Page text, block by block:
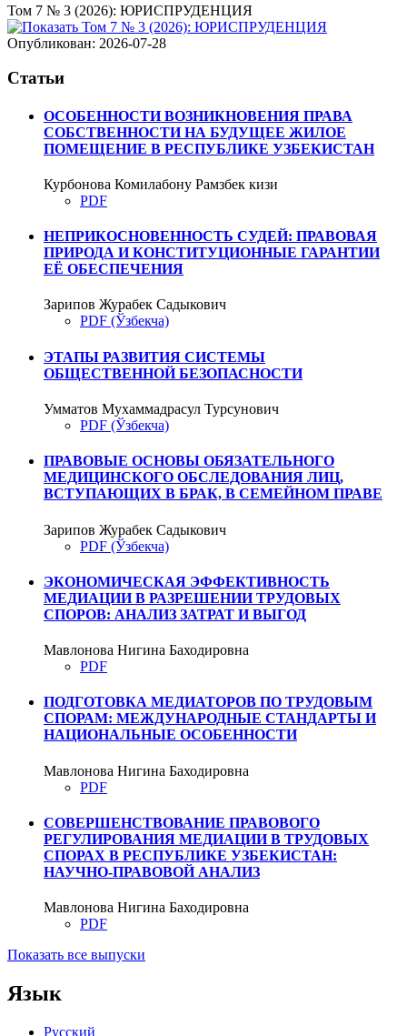
Том 7 № 3 (2026): ЮРИСПРУДЕНЦИЯ
Опубликован: 2026-07-28
Статьи
ОСОБЕННОСТИ ВОЗНИКНОВЕНИЯ ПРАВА
СОБСТВЕННОСТИ НА БУДУЩЕЕ ЖИЛОЕ
ПОМЕЩЕНИЕ В РЕСПУБЛИКЕ УЗБЕКИСТАН
Курбонова Комилабону Рамзбек кизи
PDF
НЕПРИКОСНОВЕННОСТЬ СУДЕЙ: ПРАВОВАЯ
ПРИРОДА И КОНСТИТУЦИОННЫЕ ГАРАНТИИ
ЕЁ ОБЕСПЕЧЕНИЯ
Зарипов Журабек Садыкович
PDF (Ўзбекча)
ЭТАПЫ РАЗВИТИЯ СИСТЕМЫ
ОБЩЕСТВЕННОЙ БЕЗОПАСНОСТИ
Умматов Мухаммадрасул Турсунович
PDF (Ўзбекча)
ПРАВОВЫЕ ОСНОВЫ ОБЯЗАТЕЛЬНОГО
МЕДИЦИНСКОГО ОБСЛЕДОВАНИЯ ЛИЦ,
ВСТУПАЮЩИХ В БРАК, В СЕМЕЙНОМ ПРАВЕ
Зарипов Журабек Садыкович
PDF (Ўзбекча)
ЭКОНОМИЧЕСКАЯ ЭФФЕКТИВНОСТЬ
МЕДИАЦИИ В РАЗРЕШЕНИИ ТРУДОВЫХ
СПОРОВ: АНАЛИЗ ЗАТРАТ И ВЫГОД
Мавлонова Нигина Баходировна
PDF
ПОДГОТОВКА МЕДИАТОРОВ ПО ТРУДОВЫМ
СПОРАМ: МЕЖДУНАРОДНЫЕ СТАНДАРТЫ И
НАЦИОНАЛЬНЫЕ ОСОБЕННОСТИ
Мавлонова Нигина Баходировна
PDF
СОВЕРШЕНСТВОВАНИЕ ПРАВОВОГО
РЕГУЛИРОВАНИЯ МЕДИАЦИИ В ТРУДОВЫХ
СПОРАХ В РЕСПУБЛИКЕ УЗБЕКИСТАН:
НАУЧНО-ПРАВОВОЙ АНАЛИЗ
Мавлонова Нигина Баходировна
PDF
Показать все выпуски
Язык
Русский